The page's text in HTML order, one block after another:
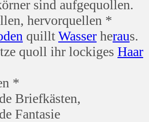
sind aufgequollen.
hervorquellen *
quilltWasser heraus.
quoll ihr lockiges Haar
*
Briefkästen,
Fantasie